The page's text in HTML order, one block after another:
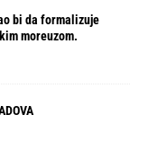
bi da formalizuje
moreuzom.